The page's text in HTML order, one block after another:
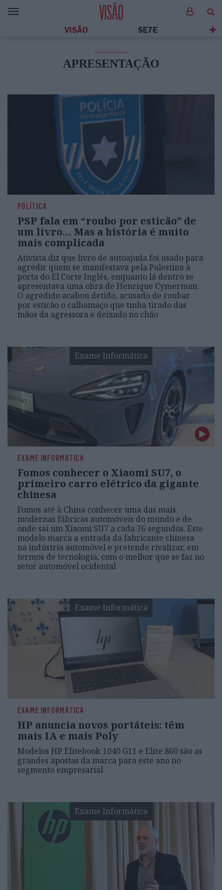
VISÃO SE7E
APRESENTAÇÃO
POLÍTICA
PSP fala em “roubo por esticão” de
um livro… Mas a história é muito
mais complicada
Ativista diz que livro de autoajuda foi usado para
agredir quem se manifestava pela Palestina à
porta do El Corte Inglés, enquanto lá dentro se
apresentava uma obra de Henrique Cymerman.
O agredido acabou detido, acusado de roubar
por esticão o calhamaço que tinha tirado das
mãos da agressora e deixado no chão
Exame Informática
EXAME INFORMÁTICA
Fomos conhecer o Xiaomi SU7, o
primeiro carro elétrico da gigante
chinesa
Fomos até à China conhecer uma das mais
modernas fábricas automóveis do mundo e de
onde sai um Xiaomi SU7 a cada 76 segundos. Este
modelo marca a entrada da fabricante chinesa
na indústria automóvel e pretende rivalizar, em
termos de tecnologia, com o melhor que se faz no
setor automóvel ocidental
Exame Informática
EXAME INFORMÁTICA
HP anuncia novos portáteis: têm
mais IA e mais Poly
Modelos HP Elitebook 1040 G11 e Elite 860 são as
grandes apostas da marca para este ano no
segmento empresarial
Exame Informática